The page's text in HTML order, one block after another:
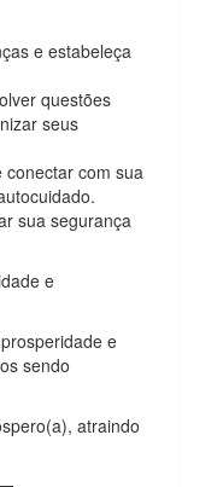
e estabeleça
questões
seus
com sua
sua segurança
e
e
sendo
atraindo